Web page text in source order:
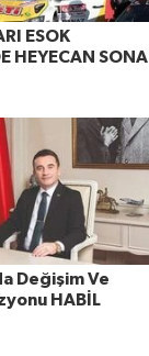
ESOK
HEYECAN SONA
Değişim Ve
HABİL